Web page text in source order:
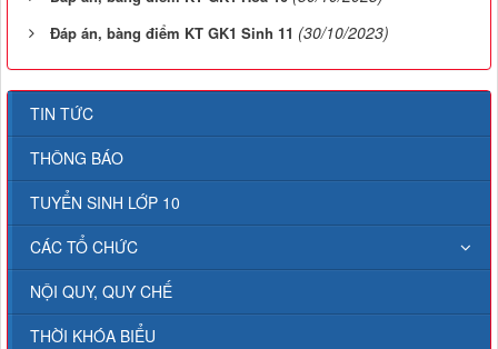
Đáp án, bàng điểm KT GK1 Sinh 11 (30/10/2023)
TIN TỨC
THÔNG BÁO
TUYỂN SINH LỚP 10
CÁC TỔ CHỨC
NỘI QUY, QUY CHẾ
THỜI KHÓA BIỂU